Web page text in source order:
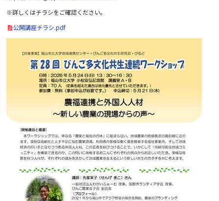
※詳しくはチラシをご確認ください。
公開講座チラシ.pdf